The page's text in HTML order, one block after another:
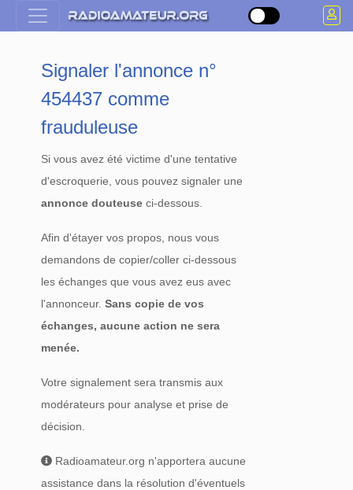
Signaler l'annonce n°
454437 comme
frauduleuse
Si vous avez été victime d'une tentative
d'escroquerie, vous pouvez signaler une
annonce douteuse ci-dessous.
Afin d'étayer vos propos, nous vous
demandons de copier/coller ci-dessous
les échanges que vous avez eus avec
l'annonceur.Sans copie de vos
échanges, aucune action ne sera
menée.
Votre signalement sera transmis aux
modérateurs pour analyse et prise de
décision.
Radioamateur.org n'apportera aucune
assistance dans la résolution d'éventuels